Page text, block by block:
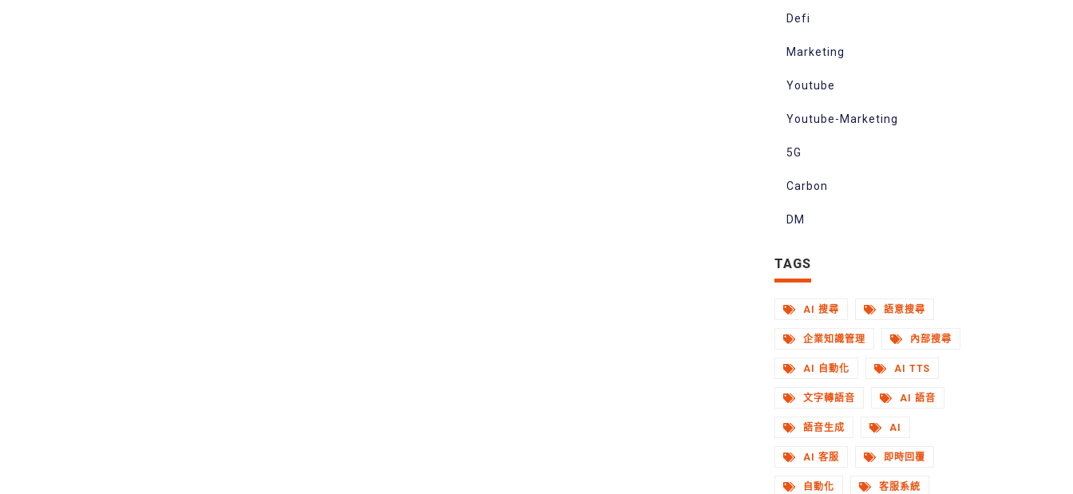
Defi
Marketing
Youtube
Youtube-Marketing
5G
Carbon
DM
TAGS
AI 搜尋 語意搜尋
企業知識管理 內部搜尋
AI 自動化 AI TTS
文字轉語音 AI 語音
語音生成 AI
AI 客服 即時回覆
自動化 客服系統